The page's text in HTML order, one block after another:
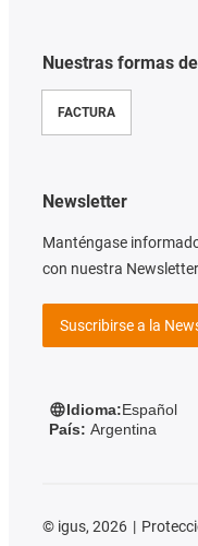
Nuestras formas
FACTURA
Newsletter
Manténgase
con nuestra
Suscribirse a la
Idioma:Español
País: Argentina
© igus, 2026